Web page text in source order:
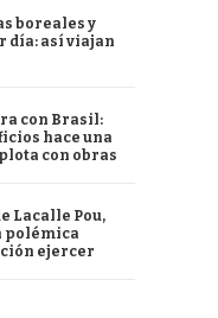
boreales y
día: así viajan
con Brasil:
hace una
con obras
Lacalle Pou,
polémica
ejercer